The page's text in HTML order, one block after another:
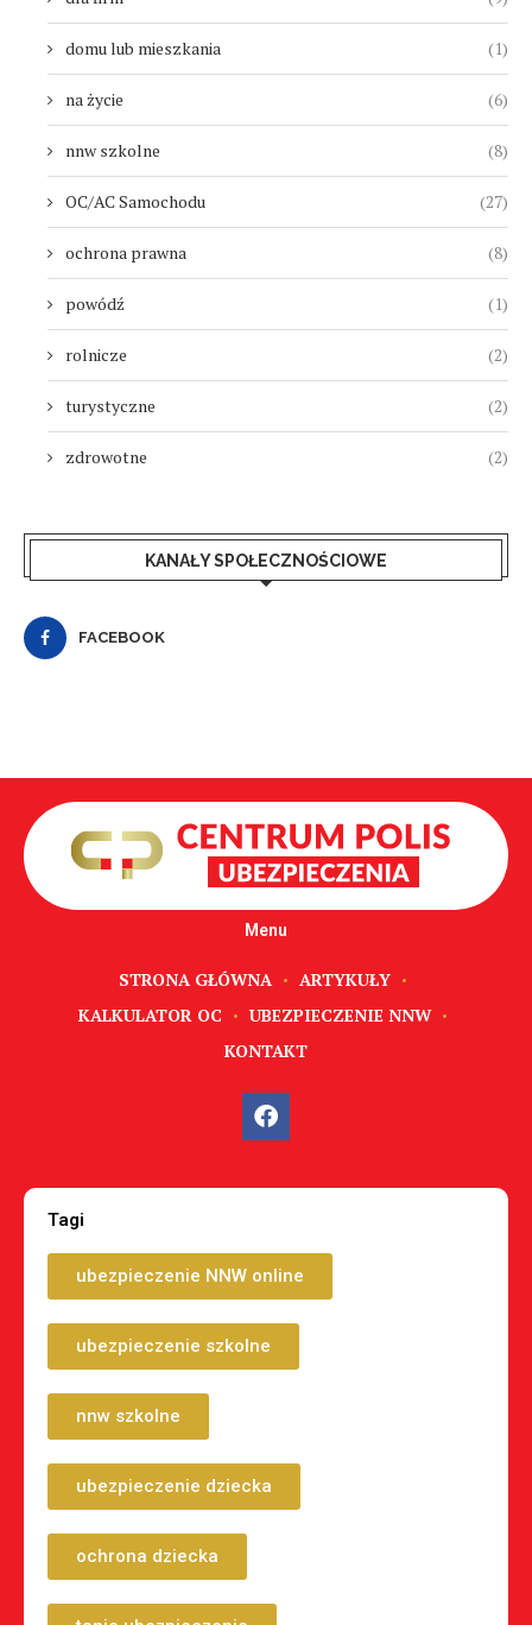
domu lub mieszkania (1)
na życie (6)
nnw szkolne (8)
OC/AC Samochodu (27)
ochrona prawna (8)
powódź (1)
rolnicze (2)
turystyczne (2)
zdrowotne (2)
KANAŁY SPOŁECZNOŚCIOWE
FACEBOOK
Menu
STRONA GŁÓWNA
ARTYKUŁY
KALKULATOR OC
UBEZPIECZENIE NNW
KONTAKT
Tagi
ubezpieczenie NNW online
ubezpieczenie szkolne
nnw szkolne
ubezpieczenie dziecka
ochrona dziecka